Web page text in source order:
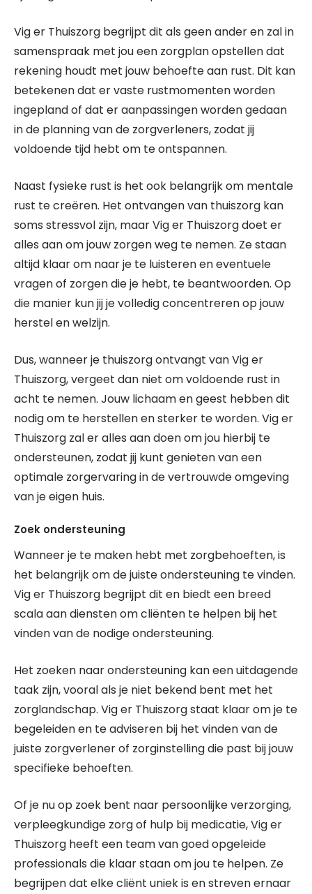
Vig er Thuiszorg begrijpt dit als geen ander en zal in
samenspraak met jou een zorgplan opstellen dat
rekening houdt met jouw behoefte aan rust. Dit kan
betekenen dat er vaste rustmomenten worden
ingepland of dat er aanpassingen worden gedaan
in de planning van de zorgverleners, zodat jij
voldoende tijd hebt om te ontspannen.
Naast fysieke rust is het ook belangrijk om mentale
rust te creëren. Het ontvangen van thuiszorg kan
soms stressvol zijn, maar Vig er Thuiszorg doet er
alles aan om jouw zorgen weg te nemen. Ze staan
altijd klaar om naar je te luisteren en eventuele
vragen of zorgen die je hebt, te beantwoorden. Op
die manier kun jij je volledig concentreren op jouw
herstel en welzijn.
Dus, wanneer je thuiszorg ontvangt van Vig er
Thuiszorg, vergeet dan niet om voldoende rust in
acht te nemen. Jouw lichaam en geest hebben dit
nodig om te herstellen en sterker te worden. Vig er
Thuiszorg zal er alles aan doen om jou hierbij te
ondersteunen, zodat jij kunt genieten van een
optimale zorgervaring in de vertrouwde omgeving
van je eigen huis.
Zoek ondersteuning
Wanneer je te maken hebt met zorgbehoeften, is
het belangrijk om de juiste ondersteuning te vinden.
Vig er Thuiszorg begrijpt dit en biedt een breed
scala aan diensten om cliënten te helpen bij het
vinden van de nodige ondersteuning.
Het zoeken naar ondersteuning kan een uitdagende
taak zijn, vooral als je niet bekend bent met het
zorglandschap. Vig er Thuiszorg staat klaar om je te
begeleiden en te adviseren bij het vinden van de
juiste zorgverlener of zorginstelling die past bij jouw
specifieke behoeften.
Of je nu op zoek bent naar persoonlijke verzorging,
verpleegkundige zorg of hulp bij medicatie, Vig er
Thuiszorg heeft een team van goed opgeleide
professionals die klaar staan om jou te helpen. Ze
begrijpen dat elke cliënt uniek is en streven ernaar